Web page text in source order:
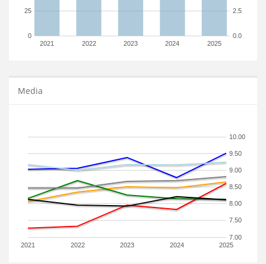
2021 2022 2023 2024 2025
0
25
0.0
2.5
Media
2021 2022 2023 2024 2025
7.00
7.50
8.00
8.50
9.00
9.50
10.00